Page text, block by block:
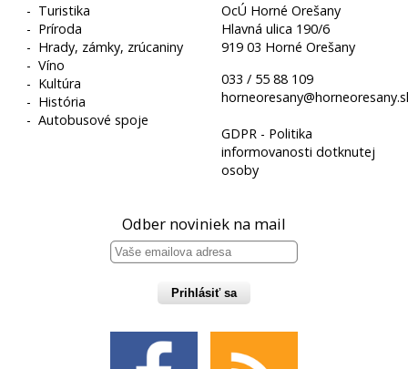
- Turistika
- Príroda
- Hrady, zámky, zrúcaniny
-Víno
- Kultúra
- História
-Autobusové spoje
OcÚ Horné Orešany
Hlavná ulica 190/6
919 03 Horné Orešany
033 / 55 88 109
GDPR - Politika
informovanosti dotknutej
osoby
Odber noviniek na mail
Prihlásiť sa